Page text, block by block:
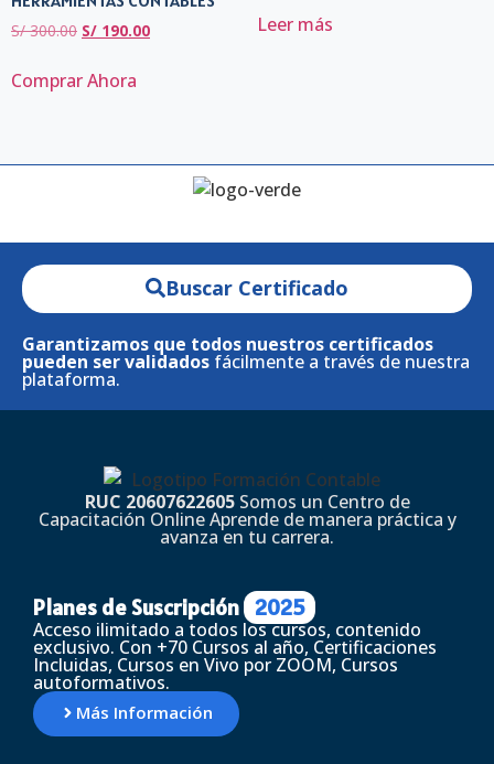
S/300.00 S/ 190.00
Comprar Ahora
Leer más
Buscar Certificado
Garantizamos que todos nuestros certificados
pueden ser validados fácilmente a través de nuestra
plataforma.
RUC 20607622605 Somos un Centro de
Capacitación Online Aprende de manera práctica y
avanza en tu carrera.
Planes de Suscripción 2025
Acceso ilimitado a todos los cursos, contenido
exclusivo. Con +70 Cursos al año, Certificaciones
Incluidas, Cursos en Vivo por ZOOM, Cursos
autoformativos.
Más Información